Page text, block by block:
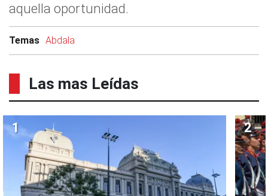
aquella oportunidad.
Temas Abdala
Las mas Leídas